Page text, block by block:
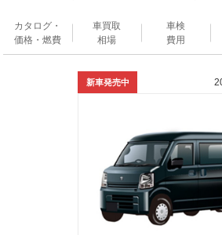
カタログ・
価格・燃費
車買取
相場
車検
費用
新車発売中